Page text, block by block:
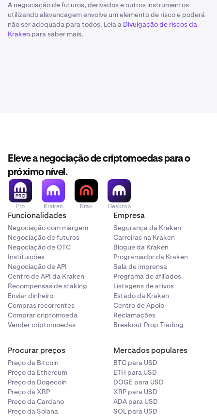
A negociação de futuros, derivados e outros instrumentos
utilizando alavancagem envolve um elemento de risco e poderá
não ser adequada para todos. Leia a Divulgação de riscos da
Kraken para saber mais.
Eleve a negociação de criptomoedas para o
próximo nível.
Pro Kraken Krak Desktop
Funcionalidades
Negociação com margem
Negociação de futuros
Negociação de OTC
Instituições
Negociação de API
Centro de API da Kraken
Recompensas de staking
Enviar dinheiro
Compras recorrentes
Comprar criptomoeda
Vender criptomoedas
Empresa
Segurança da Kraken
Carreiras na Kraken
Blogue da Kraken
Programador da Kraken
Sala de imprensa
Programa de afiliados
Listagens de ativos
Estado da Kraken
Centro de Apoio
Reclamações
Breakout Prop Trading
Procurar preços
Preço da Bitcoin
Preço da Ethereum
Preço da Dogecoin
Preço da XRP
Preço da Cardano
Preço da Solana
Mercados populares
BTC para USD
ETH para USD
DOGE para USD
XRP para USD
ADA para USD
SOL para USD